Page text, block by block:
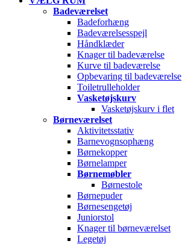
Badeværelset
Badeforhæng
Badeværelsesspejl
Håndklæder
Knager til badeværelse
Kurve til badeværelse
Opbevaring til badeværelse
Toiletrulleholder
Vasketøjskurv
Vasketøjskurv i flet
Børneværelset
Aktivitetsstativ
Barnevognsophæng
Børnekopper
Børnelamper
Børnemøbler
Børnestole
Børnepuder
Børnesengetøj
Juniorstol
Knager til børneværelset
Legetøj